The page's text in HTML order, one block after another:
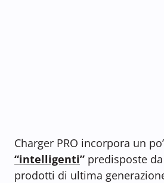
Charger PRO incorpora un
“intelligenti” predisposte
prodotti di ultima